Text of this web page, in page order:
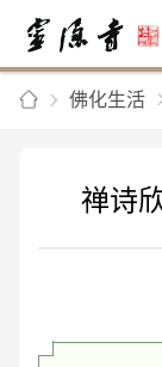
佛化生活
禅诗